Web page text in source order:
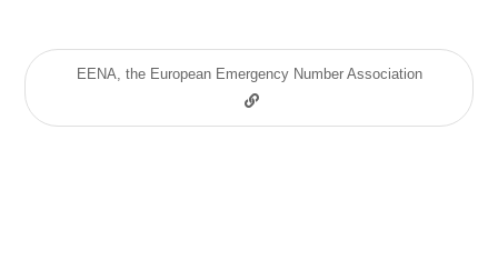
EENA, the European Emergency Number Association